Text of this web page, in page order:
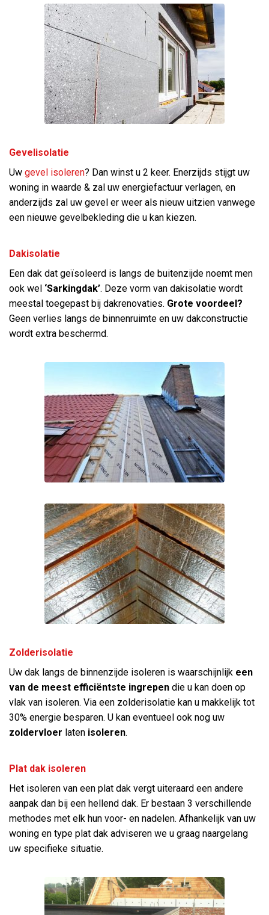
Gevelisolatie
Uw gevel isoleren? Dan winst u 2 keer. Enerzijds stijgt uw
woning in waarde & zal uw energiefactuur verlagen, en
anderzijds zal uw gevel er weer als nieuw uitzien vanwege
een nieuwe gevelbekleding die u kan kiezen.
Dakisolatie
Een dak dat geïsoleerd is langs de buitenzijde noemt men
ook wel ‘Sarkingdak’. Deze vorm van dakisolatie wordt
meestal toegepast bij dakrenovaties. Grote voordeel?
Geen verlies langs de binnenruimte en uw dakconstructie
wordt extra beschermd.
Zolderisolatie
Uw dak langs de binnenzijde isoleren is waarschijnlijk een
van de meest efficiëntste ingrepen die u kan doen op
vlak van isoleren. Via een zolderisolatie kan u makkelijk tot
30% energie besparen. U kan eventueel ook nog uw
zoldervloer laten isoleren.
Plat dak isoleren
Het isoleren van een plat dak vergt uiteraard een andere
aanpak dan bij een hellend dak. Er bestaan 3 verschillende
methodes met elk hun voor- en nadelen. Afhankelijk van uw
woning en type plat dak adviseren we u graag naargelang
uw specifieke situatie.